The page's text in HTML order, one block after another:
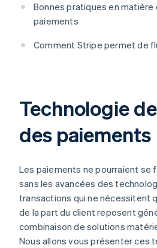
Bonnes pratiques en
paiements
Comment Stripe permet de
Technologie
des paiements
Les paiements ne pourraient se
sans les avancées des
transactions qui ne nécessitent
de la part du client reposent
combinaison de solutions
Nous allons vous présenter ces